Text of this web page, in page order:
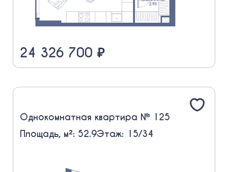
24 326 700 ₽
Однокомнатная квартира № 125
Площадь, м²: 52.9Этаж: 15/34